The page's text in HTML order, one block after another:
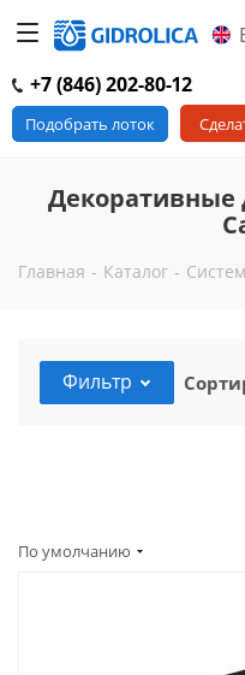
+7 (846) 202-80-12
Подобрать лоток
Главная - Каталог -
Фильтр
По умолчанию